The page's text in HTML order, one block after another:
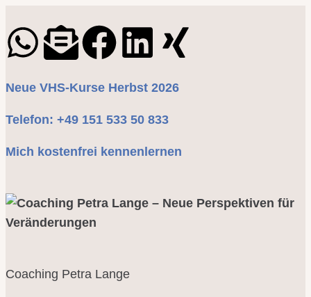
Neue VHS-Kurse Herbst 2026
Telefon: +49 151 533 50 833
Mich kostenfrei kennenlernen
Coaching Petra Lange